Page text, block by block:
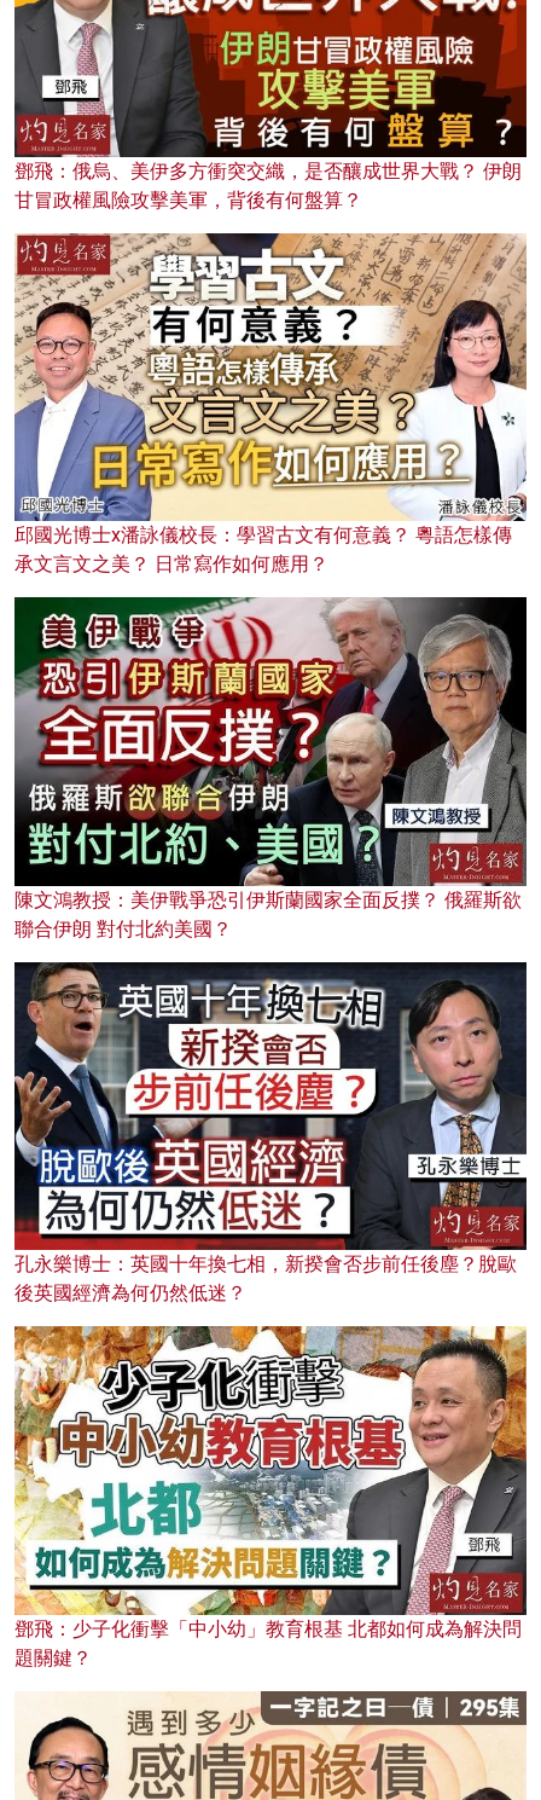
鄧飛：俄烏、美伊多方衝突交織，是否釀成世界大戰？ 伊朗
甘冒政權風險攻擊美軍，背後有何盤算？
邱國光博士x潘詠儀校長：學習古文有何意義？ 粵語怎樣傳
承文言文之美？ 日常寫作如何應用？
陳文鴻教授：美伊戰爭恐引伊斯蘭國家全面反撲？ 俄羅斯欲
聯合伊朗 對付北約美國？
孔永樂博士：英國十年換七相，新揆會否步前任後塵？脫歐
後英國經濟為何仍然低迷？
鄧飛：少子化衝擊「中小幼」教育根基 北都如何成為解決問
題關鍵？